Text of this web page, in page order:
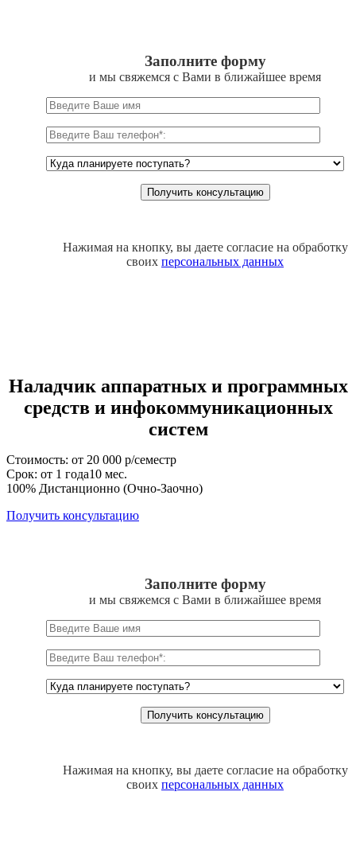
Заполните форму
и мы свяжемся с Вами в ближайшее время
Нажимая на кнопку, вы даете согласие на обработку
своих персональных данных
Наладчик аппаратных и программных
средств и инфокоммуникационных
систем
Стоимость: от 20 000 р/семестр
Срок: от 1 года10 мес.
100% Дистанционно (Очно-Заочно)
Получить консультацию
Заполните форму
и мы свяжемся с Вами в ближайшее время
Нажимая на кнопку, вы даете согласие на обработку
своих персональных данных